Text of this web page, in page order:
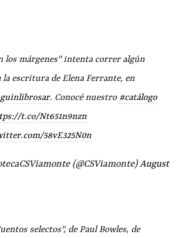
los márgenes" intenta correr algún
la escritura de Elena Ferrante, en
. Conocé nuestro #catálogo
t.co/Nt651n9nzn
58vE325N0n
(@CSViamonte)August
selectos", de Paul Bowles, de